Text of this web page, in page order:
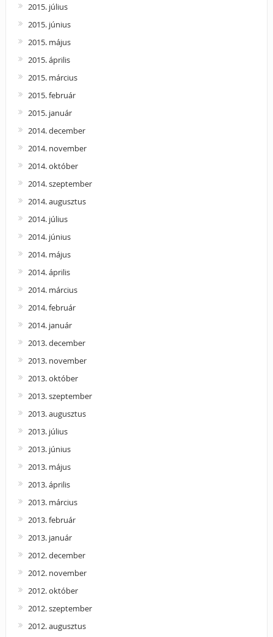
2015. július
2015. június
2015. május
2015. április
2015. március
2015. február
2015. január
2014. december
2014. november
2014. október
2014. szeptember
2014. augusztus
2014. július
2014. június
2014. május
2014. április
2014. március
2014. február
2014. január
2013. december
2013. november
2013. október
2013. szeptember
2013. augusztus
2013. július
2013. június
2013. május
2013. április
2013. március
2013. február
2013. január
2012. december
2012. november
2012. október
2012. szeptember
2012. augusztus